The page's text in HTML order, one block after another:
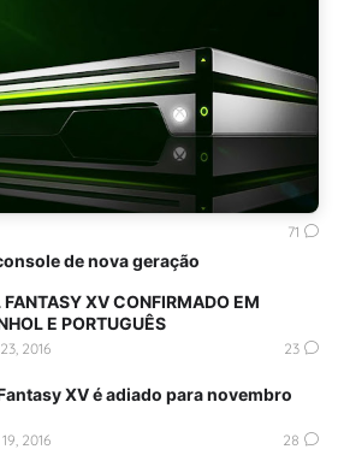
de nova geração
71
FANTASY XV CONFIRMADO EM
E PORTUGUÊS
2016 23
XV é adiado para novembro
2016 28